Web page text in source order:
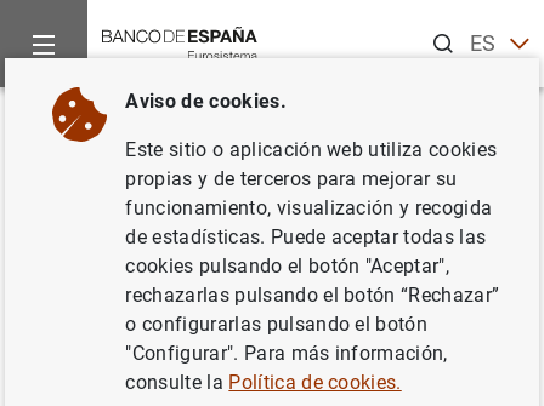
ESEN
Inicio Noticias y eventos
Volver
Avance de la balanza de pagos
del mes de octubre y balanza de
pagos y posición de inversión
internacional del tercer
trimestre de 2016
Aviso de cookies.
Este sitio o aplicación web utiliza cookies
propias y de terceros para mejorar su
funcionamiento, visualización y recogida
de estadísticas. Puede aceptar todas las
cookies pulsando el botón "Aceptar",
rechazarlas pulsando el botón “Rechazar”
o configurarlas pulsando el botón
"Configurar". Para más información,
consulte la Política de cookies.